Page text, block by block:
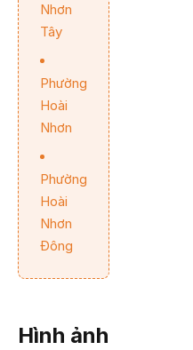
Nhơn
Tây
Phường
Hoài
Nhơn
Phường
Hoài
Nhơn
Đông
Hình ảnh